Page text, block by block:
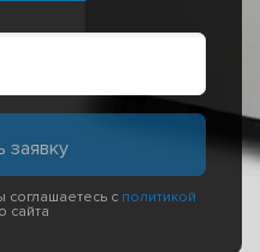
с политикой
сайта